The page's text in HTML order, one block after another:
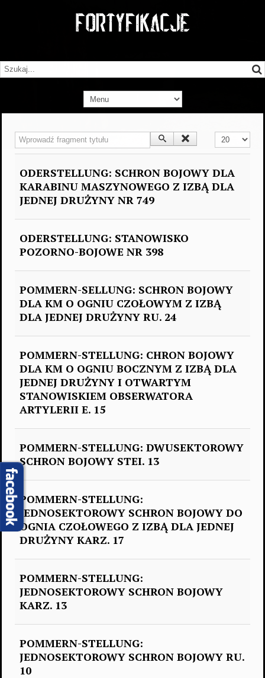
Wprowadź fragment tytułu Pokaż #
ODERSTELLUNG: SCHRON BOJOWY DLA
KARABINU MASZYNOWEGO Z IZBĄ DLA
JEDNEJ DRUŻYNY NR 749
ODERSTELLUNG: STANOWISKO
POZORNO-BOJOWE NR 398
POMMERN-SELLUNG: SCHRON BOJOWY
DLA KM O OGNIU CZOŁOWYM Z IZBĄ
DLA JEDNEJ DRUŻYNY RU. 24
POMMERN-STELLUNG: CHRON BOJOWY
DLA KM O OGNIU BOCZNYM Z IZBĄ DLA
JEDNEJ DRUŻYNY I OTWARTYM
STANOWISKIEM OBSERWATORA
ARTYLERII E. 15
POMMERN-STELLUNG: DWUSEKTOROWY
SCHRON BOJOWY STEI. 13
POMMERN-STELLUNG:
JEDNOSEKTOROWY SCHRON BOJOWY DO
OGNIA CZOŁOWEGO Z IZBĄ DLA JEDNEJ
DRUŻYNY KARZ. 17
POMMERN-STELLUNG:
JEDNOSEKTOROWY SCHRON BOJOWY
KARZ. 13
POMMERN-STELLUNG:
JEDNOSEKTOROWY SCHRON BOJOWY RU.
10